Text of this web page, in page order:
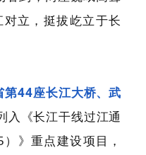
对立，挺拔屹立于长
第44座长江大桥、武
入《长江干线过江通
》重点建设项目，